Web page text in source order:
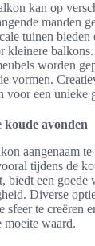
kan op
manden
tuinen bieden
kleinere
worden
vormen.
voor een unieke
avonden
aangenaam
tijdens de
biedt een goede
Diverse
sfeer te creëren
moeite waard.